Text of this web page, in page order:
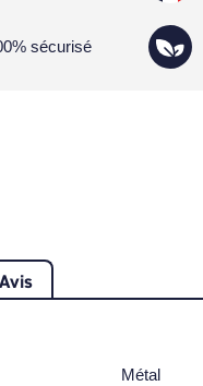
sécurisé
Avis
Métal